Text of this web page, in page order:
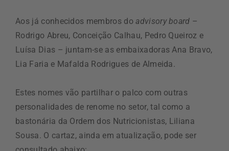
Aos já conhecidos membros doadvisory board –
Rodrigo Abreu, Conceição Calhau, Pedro Queiroz e
Luísa Dias – juntam-se as embaixadoras Ana Bravo,
Lia Faria e Mafalda Rodrigues de Almeida.
Estes nomes vão partilhar o palco com outras
personalidades de renome no setor, tal como a
bastonária da Ordem dos Nutricionistas, Liliana
Sousa. O cartaz, ainda em atualização, pode ser